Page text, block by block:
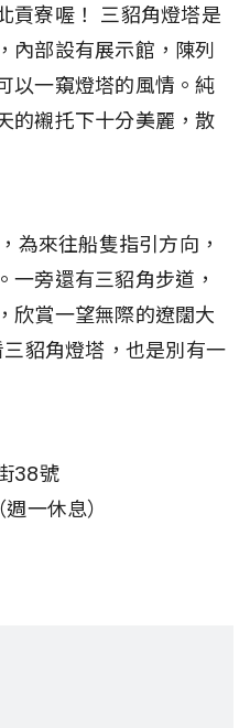
貢寮喔！ 三貂角燈塔是
內部設有展示館，陳列
以一窺燈塔的風情。純
的襯托下十分美麗，散
為來往船隻指引方向，
一旁還有三貂角步道，
欣賞一望無際的遼闊大
貂角燈塔，也是別有一
38號
一休息）